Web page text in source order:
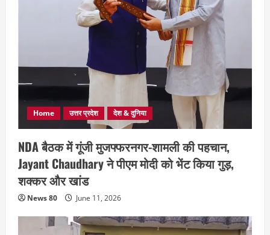
Home उत्तर प्रदेश देश & दुनिया
NDA बैठक में गूंजी मुजफ्फरनगर-शामली की पहचान,
Jayant Chaudhary ने पीएम मोदी को भेंट किया गुड़,
शक्कर और खांड
News 80 June 11, 2026